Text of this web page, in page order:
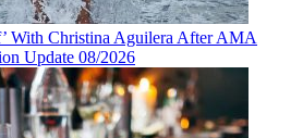
With Christina Aguilera After AMA
Update 08/2026